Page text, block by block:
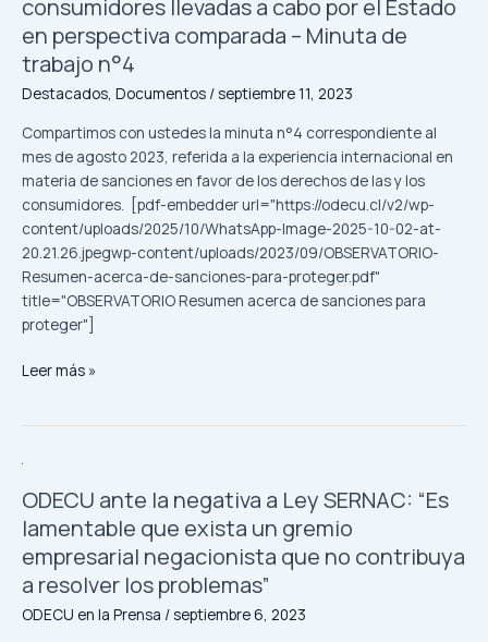
consumidores llevadas a cabo por el Estado
en perspectiva comparada – Minuta de
trabajo n°4
Destacados Documentos / septiembre 11, 2023
Compartimos con ustedes la minuta n°4 correspondiente al
mes de agosto 2023, referida a la experiencia internacional en
materia de sanciones en favor de los derechos de las y los
consumidores. [pdf-embedder url="https://odecu.cl/v2/wp-
content/uploads/2025/10/WhatsApp-Image-2025-10-02-at-
20.21.26.jpegwp-content/uploads/2023/09/OBSERVATORIO-
Resumen-acerca-de-sanciones-para-proteger.pdf"
title="OBSERVATORIO Resumen acerca de sanciones para
proteger"]
para
proteger
los
derechos
las
y
los
consumidores
llevadas
a
cabo
por
el
en
comparada
de
trabajo
Leer más »
ODECU ante la negativa a Ley SERNAC: “Es
lamentable que exista un gremio
empresarial negacionista que no contribuya
a resolver los problemas”
ODECU en la Prensa / septiembre 6, 2023
ante
la
a
Ley
SERNAC: